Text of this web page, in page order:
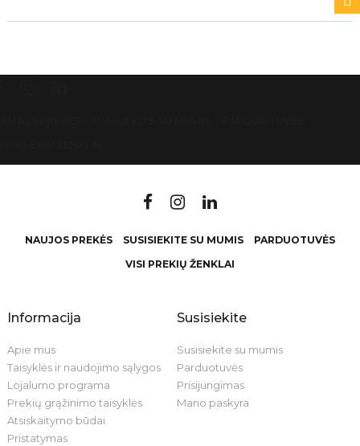
NAUJOS PREKĖS SUSISIEKITE SU MUMIS PARDUOTUVĖS
VISI PREKIŲ ŽENKLAI
Informacija
Apie mus
Taisyklės ir naudojimo sąlygos
Lojalumo programa
Prekių grąžinimo taisyklės
Atsiskaitymo būdai
Pristatymas
Susisiekite
Susisiekite su mumis
Parduotuvės
Prisijungimas
Mano paskyra